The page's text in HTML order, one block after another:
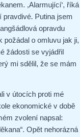
,Alarmující‘, říká
pravdivé. Putina jsem
opravdu
požádal o omluvu jak ji,
žádosti se vyjádřil
mi sdělil, že se mám
v útocích proti mé
ekonomické v době
zvolení napsal:
Opět nehorázná